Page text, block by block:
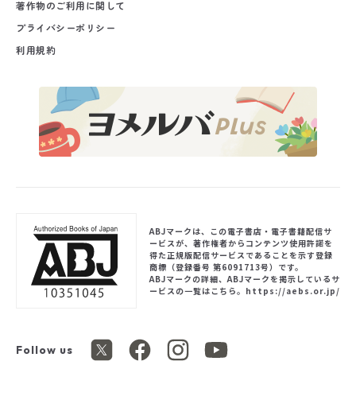
著作物のご利用に関して
プライバシーポリシー
利用規約
Follow us
ABJマークは、この電子書店・電子書籍配信サ
ービスが、著作権者からコンテンツ使用許諾を
得た正規版配信サービスであることを示す登録
商標（登録番号 第6091713号）です。
ABJマークの詳細、ABJマークを掲示しているサ
ービスの一覧はこちら。 https://aebs.or.jp/